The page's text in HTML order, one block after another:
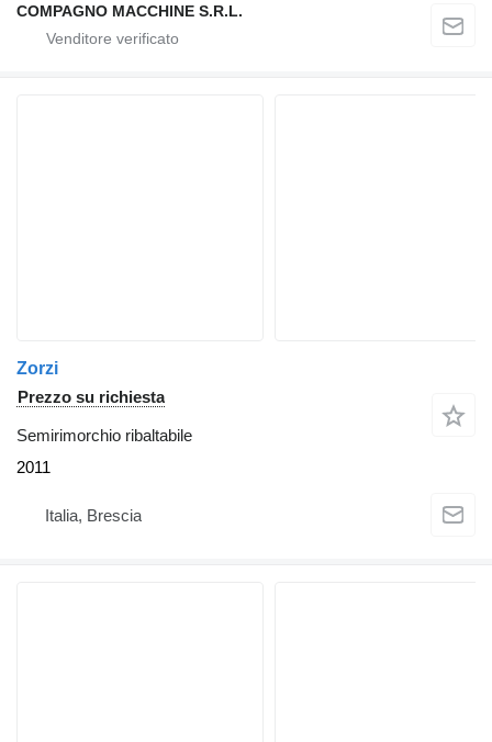
COMPAGNO MACCHINE S.R.L.
Zorzi
Prezzo su richiesta
Semirimorchio ribaltabile
2011
Italia, Brescia